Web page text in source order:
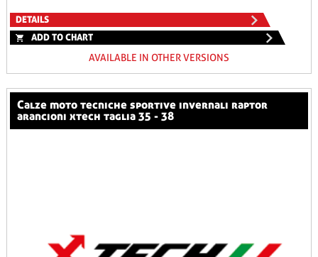
DETAILS
ADD TO CHART
AVAILABLE IN OTHER VERSIONS
calze moto tecniche sportive invernali raptor
arancioni xtech taglia 35 - 38